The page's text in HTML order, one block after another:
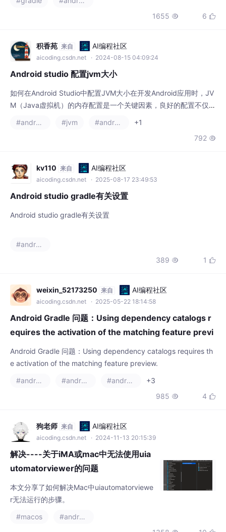
1655  6 
积香苑 来自 AI编程社区
aicoding.csdn.net · 2024-08-15 04:09:24
Android studio 配置jvm大小
如何在Android Studio中配置JVM大小在开发Android应用时，JV
M（Java虚拟机）的内存配置是一个关键因素，良好的配置不仅可
何在Android Studio中配置JVM大小，具体步骤如下：步骤编号步
#android studio #jvm #android
+1
792 
kv110 来自 AI编程社区
aicoding.csdn.net · 2025-08-17 23:49:53
Android studio gradle有关设置
Android studio gradle有关设置
#android studio
389  1 
weixin_52173250 来自 AI编程社区
aicoding.csdn.net · 2025-05-22 18:14:58
Android Gradle 问题：Using dependency catalogs r
equires the activation of the matching feature previ
ew.
Android Gradle 问题：Using dependency catalogs requires th
e activation of the matching feature preview.
#android
#android-studio #android studio
+3
985  4 
狗老师 来自 AI编程社区
aicoding.csdn.net · 2024-11-13 20:15:39
解决----关于iMA或mac中无法使用uia
utomatorviewer的问题
本文分享了如何解决Mac中uiautomatorviewe
r无法运行的步骤。
#macos
#android studio